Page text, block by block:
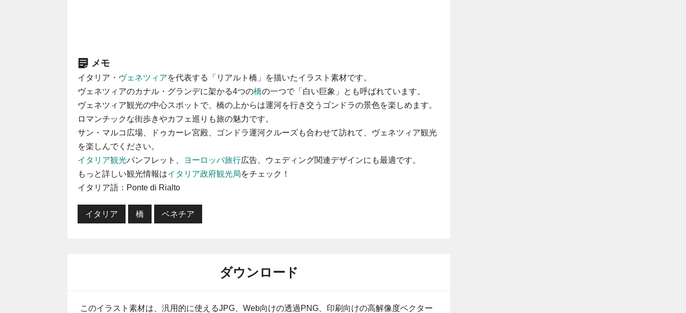
メモ
イタリア・ ヴェネツィアを代表する「リアルト橋」を描いたイラスト素材です。
ヴェネツィアのカナル・グランデに架かる4つの橋の一つで「白い巨象」とも呼ばれています。
ヴェネツィア観光の中心スポットで、橋の上からは運河を行き交うゴンドラの景色を楽しめます。
ロマンチックな街歩きやカフェ巡りも旅の魅力です。
サン・マルコ広場、ドゥカーレ宮殿、ゴンドラ運河クルーズも合わせて訪れて、ヴェネツィア観光
を楽しんでください。
イタリア観光パンフレット、 ヨーロッパ旅行広告、ウェディング関連デザインにも最適です。
もっと詳しい観光情報はイタリア政府観光局をチェック！
イタリア語：Ponte di Rialto
イタリア 橋 ベネチア
ダウンロード
このイラスト素材は、汎用的に使えるJPG、Web向けの透過PNG、印刷向けの高解像度ベクター